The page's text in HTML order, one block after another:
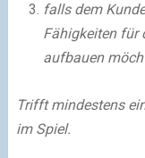
falls dem
Fähigkeiten für
aufbauen
Trifft mindestens
im Spiel.